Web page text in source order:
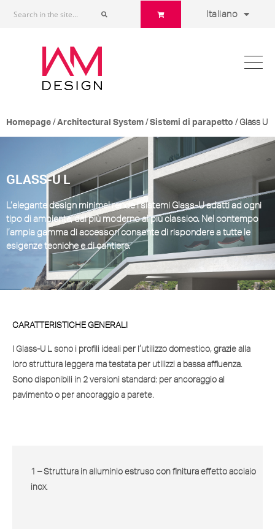
Italiano
Homepage /Architectural System /Sistemi di parapetto /Glass U
GLASS-U L
L’elegante design minimal rende i sistemi Glass-Uadatti ad ogni
tipo di ambiente, dal più moderno al più classico. Nel contempo
l’ampia gamma di accessori consente di rispondere a tutte le
esigenze tecniche e di cantiere.
CARATTERISTICHE GENERALI
I Glass-U Lsono i profili ideali per l’utilizzo domestico, grazie alla
loro struttura leggera ma testata per utilizzi a bassa affluenza.
Sono disponibili in 2 versioni standard: per ancoraggio al
pavimento o per ancoraggio a parete.
1 – Struttura in alluminio estruso con finitura effetto acciaio
inox.